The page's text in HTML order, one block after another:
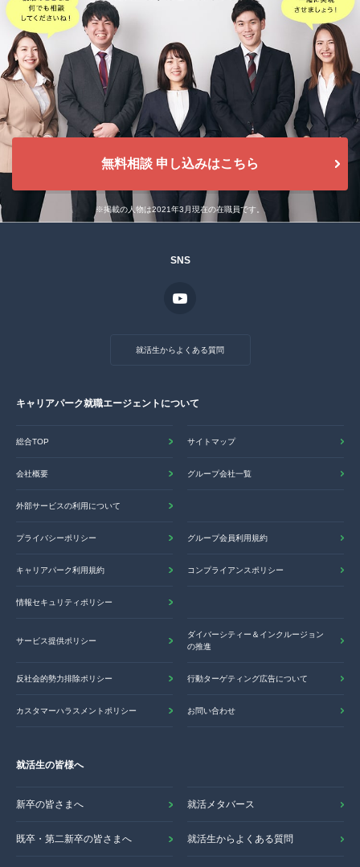
無料相談 申し込みはこちら
※掲載の人物は2021年3月現在の在職員です。
SNS
就活生からよくある質問
キャリアパーク就職エージェントについて
総合TOP サイトマップ
会社概要 グループ会社一覧
外部サービスの利用について
プライバシーポリシー グループ会員利用規約
キャリアパーク利用規約 コンプライアンスポリシー
情報セキュリティポリシー
サービス提供ポリシー
ダイバーシティー＆インクルージョン
の推進
反社会的勢力排除ポリシー 行動ターゲティング広告について
カスタマーハラスメントポリシー お問い合わせ
就活生の皆様へ
新卒の皆さまへ 就活メタバース
既卒・第二新卒の皆さまへ 就活生からよくある質問